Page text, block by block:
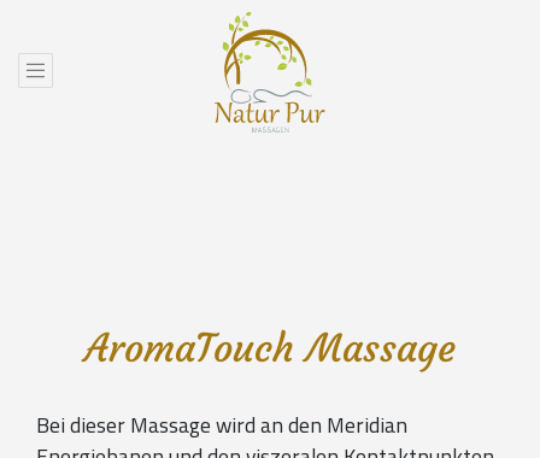
AromaTouch Massage
Bei dieser Massage wird an den Meridian